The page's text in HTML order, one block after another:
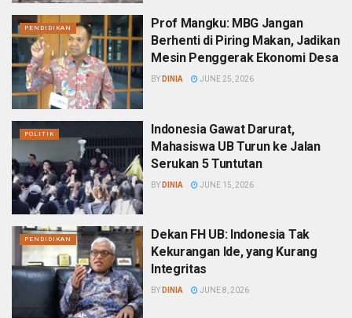
PENDIDIKAN
Prof Mangku: MBG Jangan
Berhenti di Piring Makan, Jadikan
Mesin Penggerak Ekonomi Desa
BY DINIA JUNE 25, 2026
POLITIK
Indonesia Gawat Darurat,
Mahasiswa UB Turun ke Jalan
Serukan 5 Tuntutan
BY DINIA JUNE 15, 2026
PENDIDIKAN
Dekan FH UB: Indonesia Tak
Kekurangan Ide, yang Kurang
Integritas
BY DINIA JUNE 8, 2026